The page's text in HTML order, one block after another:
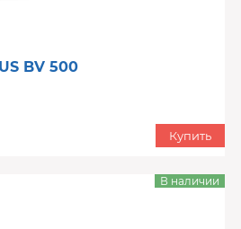
BV 500
Купить
В наличии